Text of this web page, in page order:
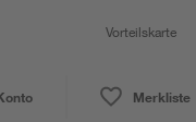
Vorteilskarte
Merkliste